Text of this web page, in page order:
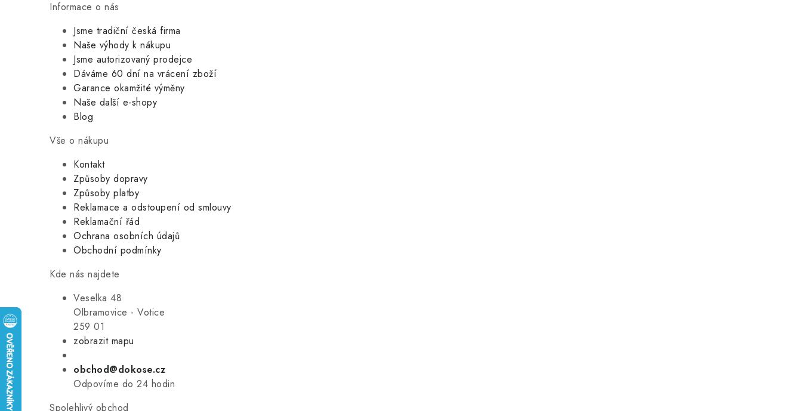
Informace o nás
Jsme tradiční česká firma
Naše výhody k nákupu
Jsme autorizovaný prodejce
Dáváme 60 dní na vrácení zboží
Garance okamžité výměny
Naše další e-shopy
Blog
Vše o nákupu
Kontakt
Způsoby dopravy
Způsoby platby
Reklamace a odstoupení od smlouvy
Reklamační řád
Ochrana osobních údajů
Obchodní podmínky
Kde nás najdete
Veselka 48
Olbramovice - Votice
259 01
zobrazit mapu
obchod@dokose.cz
Odpovíme do 24 hodin
Spolehlivý obchod